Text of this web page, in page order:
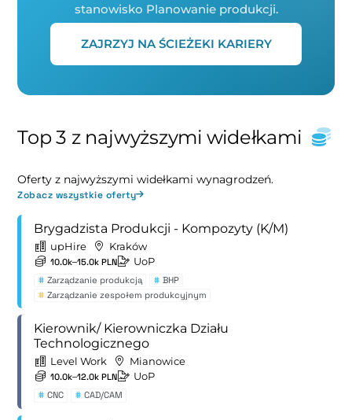
stanowisko Planowanie produkcji.
ZAJRZYJ NA ŚCIEŻEKI KARIERY
Top 3 z najwyższymi widełkami
Oferty z najwyższymi widełkami wynagrodzeń.
Zobacz wszystkie oferty
Brygadzista Produkcji - Kompozyty (K/M)
upHire Kraków
10.0k–15.0k PLN UoP
# Zarządzanie produkcją # BHP
# Zarządzanie zespołem produkcyjnym
Kierownik/ Kierowniczka Działu
Technologicznego
Level Work Mianowice
10.0k–12.0k PLN UoP
# CNC # CAD/CAM